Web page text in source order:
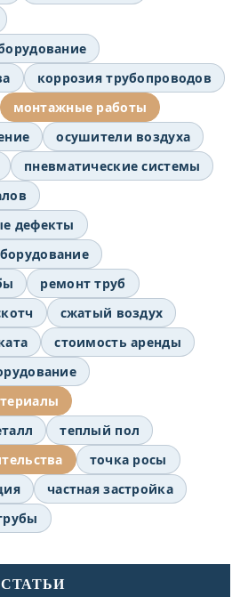
коррозия трубопроводов
монтажные работы
осушители воздуха
пневматические системы
дефекты
ремонт труб
сжатый воздух
стоимость аренды
теплый пол
точка росы
частная застройка